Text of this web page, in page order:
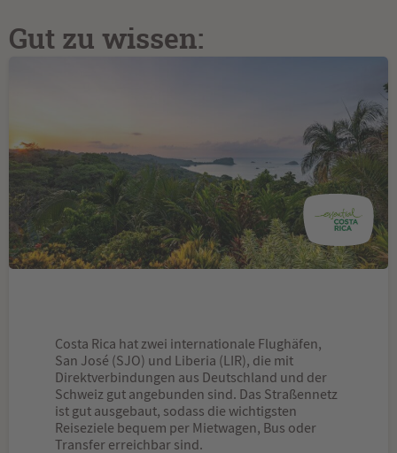
Gut zu wissen:
Costa Rica hat zwei internationale Flughäfen,
San José (SJO) und Liberia (LIR), die mit
Direktverbindungen aus Deutschland und der
Schweiz gut angebunden sind. Das Straßennetz
ist gut ausgebaut, sodass die wichtigsten
Reiseziele bequem per Mietwagen, Bus oder
Transfer erreichbar sind.